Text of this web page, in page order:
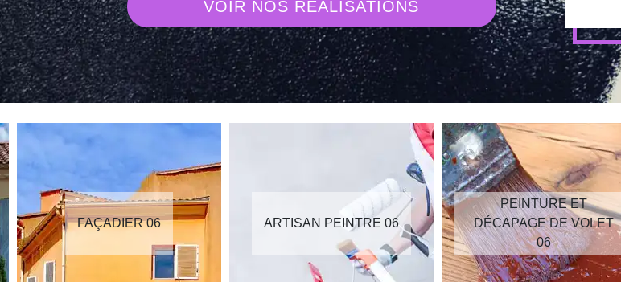
VOIR NOS RÉALISATIONS
FAÇADIER 06 ARTISAN PEINTRE 06
PEINTURE ET
DÉCAPAGE DE VOLET
06